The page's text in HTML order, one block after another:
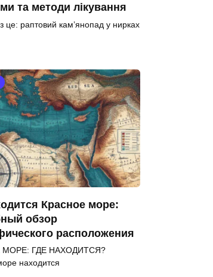
та методи лікування
це: раптовий кам’янопад у нирках
Красное море:
обзор
расположения
МОРЕ: ГДЕ НАХОДИТСЯ?
находится